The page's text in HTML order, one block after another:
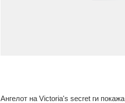
Ангелот на Victoria's secret ги покажа